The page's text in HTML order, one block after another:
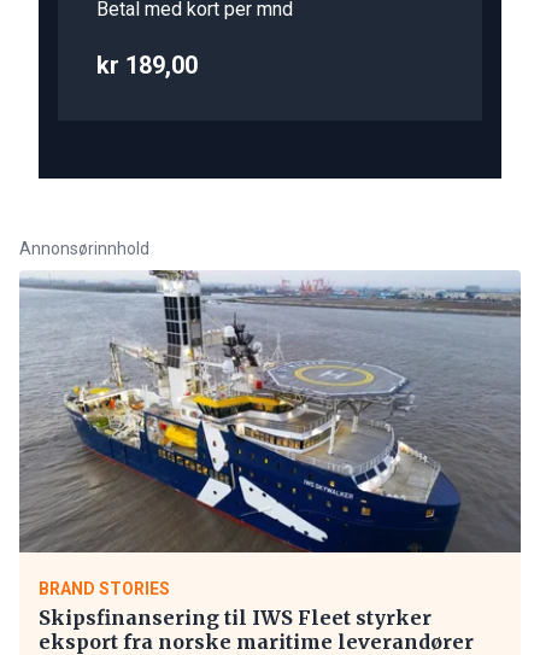
Betal med kort per mnd
kr 189,00
Annonsørinnhold
BRAND STORIES
Skipsfinansering til IWS Fleet styrker
eksport fra norske maritime leverandører